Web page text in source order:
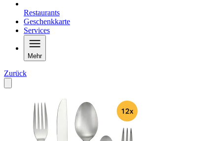
Restaurants
Geschenkkarte
Services
Mehr
Zurück